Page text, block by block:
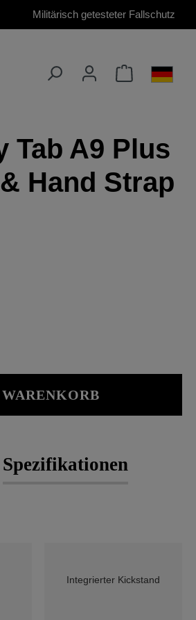
Militärisch getesteter Fallschutz
Tab A9 Plus
Hand Strap
Wert ein
Spezifikationen
Integrierter Kickstand